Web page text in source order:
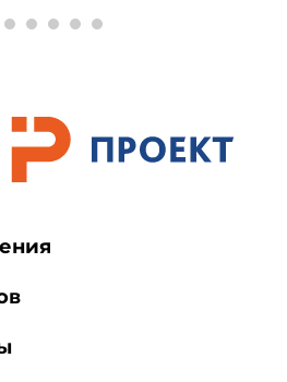
предназначенные для
отрезов в куске для тканей
увеличении длины куска